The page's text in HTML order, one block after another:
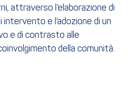
attraverso l’elaborazione di
e l’adozione di un
e di contrasto alle
della comunità.